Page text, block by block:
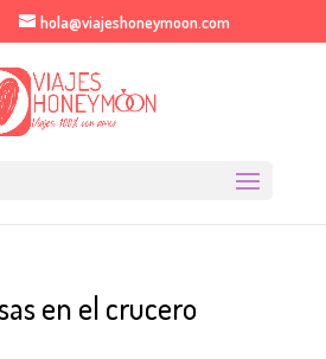
hola@viajeshoneymoon.com
en el crucero